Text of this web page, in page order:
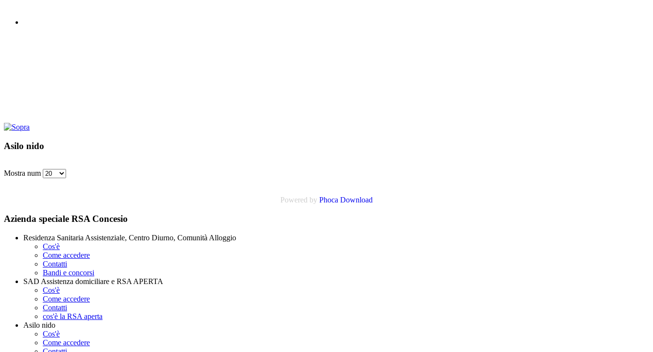
Asilo nido
Mostra num
Powered by Phoca Download
Azienda speciale RSA Concesio
Residenza Sanitaria Assistenziale, Centro Diurno, Comunità Alloggio
Cos'è
Come accedere
Contatti
Bandi e concorsi
SAD Assistenza domiciliare e RSA APERTA
Cos'è
Come accedere
Contatti
cos'è la RSA aperta
Asilo nido
Cos'è
Come accedere